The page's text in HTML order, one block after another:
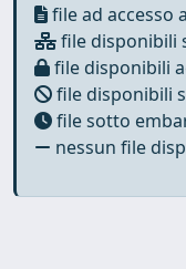
file ad accesso
file disponibili
file disponibili
file disponibili
file sotto
nessun file